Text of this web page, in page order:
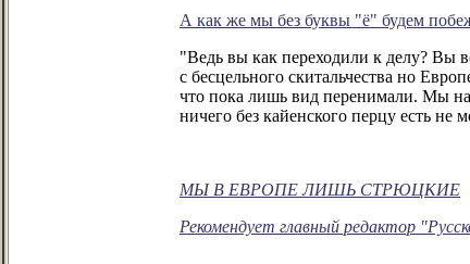
А как же мы без буквы "ё" будем
"Ведь вы как переходили к делу? Вы
с бесцельного скитальчества но
что пока лишь вид перенимали. Мы
ничего без кайенского перцу есть
МЫ В ЕВРОПЕ ЛИШЬ СТРЮЦКИЕ
Рекомендует главный редактор